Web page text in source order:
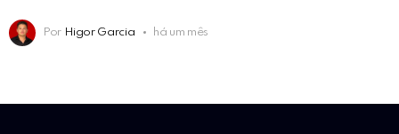
Por Higor Garcia há um mês